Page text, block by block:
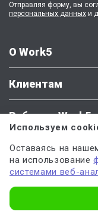
О Work5
Клиентам
Работа в Work5
Наши соцсети
Отправляя форму, вы
персональных данных и
Используем
Оставаясь на
на использование
системами веб-